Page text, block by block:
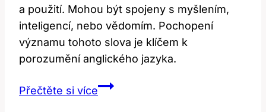
a použití. Mohou být spojeny s myšlením,
inteligencí, nebo vědomím. Pochopení
významu tohoto slova je klíčem k
porozumění anglického jazyka.
Přečtěte si víceMysl: